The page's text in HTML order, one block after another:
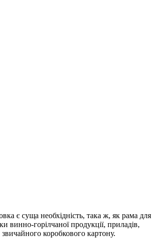
є суща необхідність, така ж, як рама для
винно-горілчаної продукції, приладів,
коробкового картону.